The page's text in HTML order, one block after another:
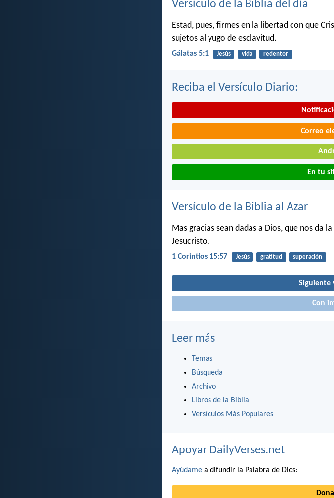
Versículo de la Biblia del día
Estad, pues, firmes en la libertad con que
sujetos al yugo de esclavitud.
Gálatas 5:1 Jesús vida redentor
Reciba el Versículo Diario:
Correo
En tu
Versículo de la Biblia al Azar
Mas gracias sean dadas a Dios, que nos da
Jesucristo.
1 Corintios 15:57 Jesús gratitud superación
Siguiente
Con
Leer más
Temas
Búsqueda
Archivo
Libros de la Biblia
Versículos Más Populares
Apoyar DailyVerses.net
Ayúdame a difundir la Palabra de Dios: